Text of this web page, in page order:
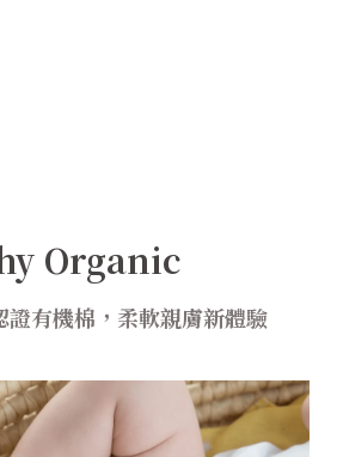
Organic
證有機棉，柔軟親膚新體驗